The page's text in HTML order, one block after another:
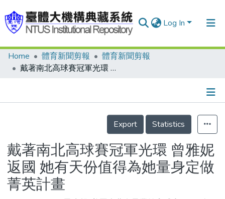
Log In
Communities & Collections
Statistics
Home 體育新聞剪報
體育新聞剪報
戴著南北高球賽冠軍光環 曾雅妮返國 她有天份值得為她量身定做菁英計畫
Details
Export
Statistics
戴著南北高球賽冠軍光環 曾雅妮
返國 她有天份值得為她量身定做
菁英計畫